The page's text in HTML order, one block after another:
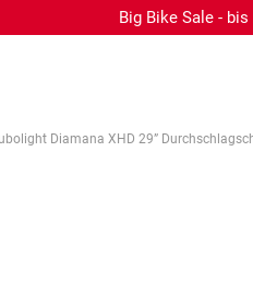
Big Bike Sale - bis
Diamana XHD 29”